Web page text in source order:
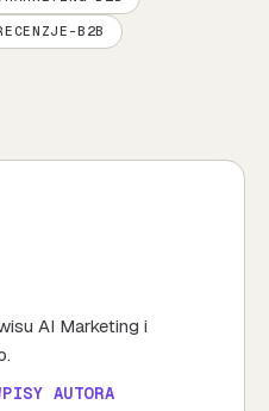
B2B
AI Marketing i
AUTORA